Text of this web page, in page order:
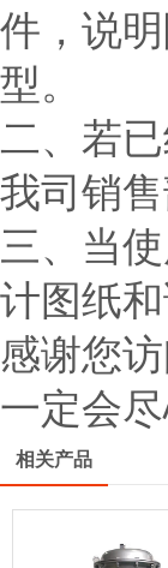
件，说
型。
二、若
我司销售
三、当
计图纸
感谢您
一定会
相关产品